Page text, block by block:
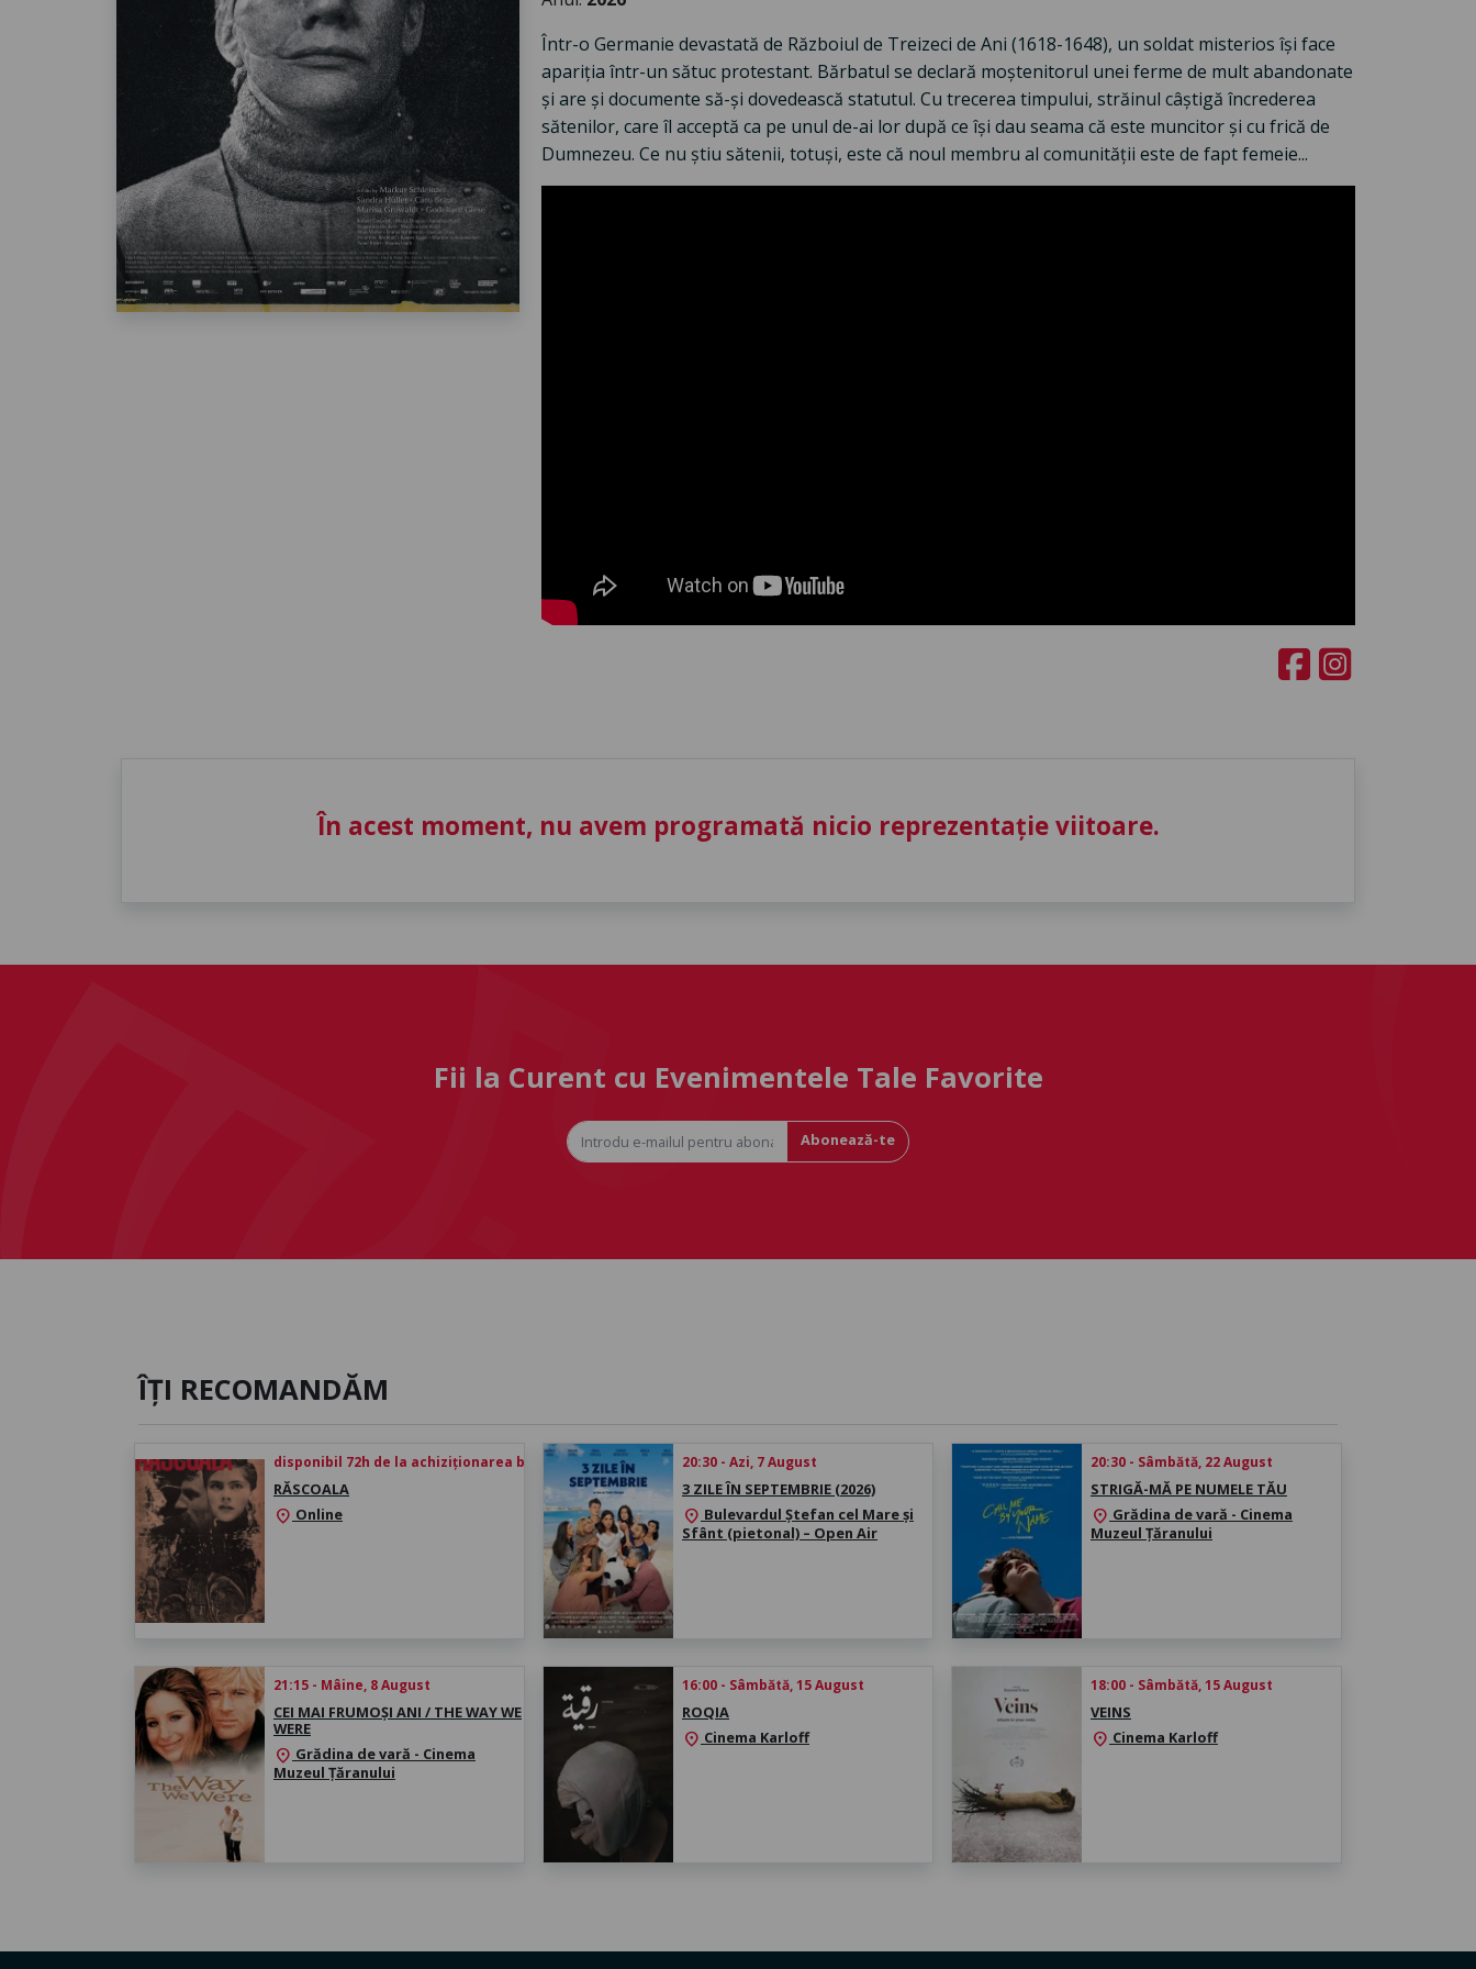
Într-o Germanie devastată de Războiul de Treizeci de Ani (1618-1648), un soldat misterios îşi face
apariţia într-un sătuc protestant. Bărbatul se declară moştenitorul unei ferme de mult abandonate
şi are şi documente să-şi dovedească statutul. Cu trecerea timpului, străinul câştigă încrederea
sătenilor, care îl acceptă ca pe unul de-ai lor după ce îşi dau seama că este muncitor şi cu frică de
Dumnezeu. Ce nu ştiu sătenii, totuşi, este că noul membru al comunităţii este de fapt femeie...
În acest moment, nu avem programată nicio reprezentație viitoare.
Fii la Curent cu Evenimentele Tale Favorite
Abonează-te
ÎȚI RECOMANDĂM
disponibil 72h de la achiziționarea biletului
RĂSCOALA
location_on Online
20:30 - Azi, 7 August
3 ZILE ÎN SEPTEMBRIE (2026)
location_on Bulevardul Ștefan cel Mare și
Sfânt (pietonal) – Open Air
20:30 - Sâmbătă, 22 August
STRIGĂ-MĂ PE NUMELE TĂU
location_on Grădina de vară - Cinema
Muzeul Țăranului
21:15 - Mâine, 8 August
CEI MAI FRUMOȘI ANI / THE WAY WE
WERE
location_on Grădina de vară - Cinema
Muzeul Țăranului
16:00 - Sâmbătă, 15 August
ROQIA
location_on Cinema Karloff
18:00 - Sâmbătă, 15 August
VEINS
location_on Cinema Karloff